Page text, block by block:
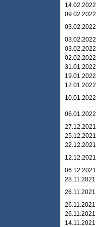
14.02.2022
09.02.2022
03.02.2022
03.02.2022
03.02.2022
02.02.2022
31.01.2022
19.01.2022
12.01.2022
10.01.2022
06.01.2022
27.12.2021
25.12.2021
22.12.2021
12.12.2021
06.12.2021
28.11.2021
26.11.2021
26.11.2021
26.11.2021
14.11.2021